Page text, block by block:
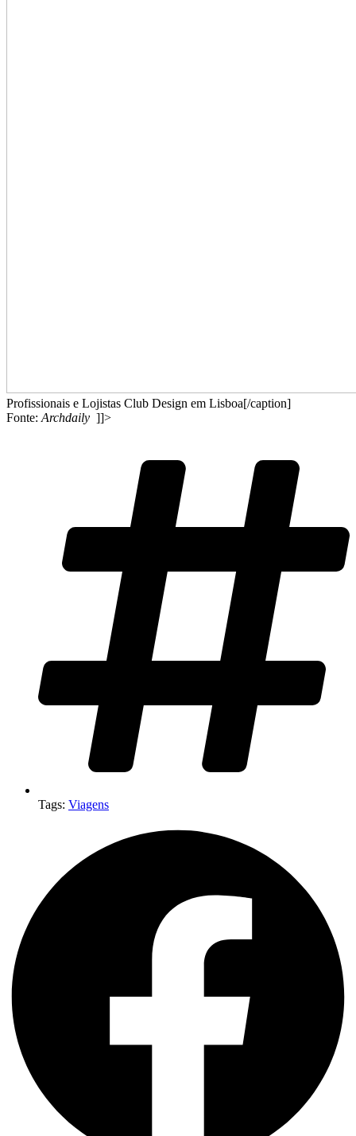
Profissionais e Lojistas Club Design em Lisboa[/caption]
Fonte: Archdaily ]]>
Tags: Viagens